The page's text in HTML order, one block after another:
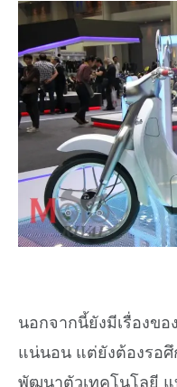
นอกจากนี้ยังมีเรื่องขอ
แน่นอน แต่ยังต้องรอ
พัฒนาตัวเทคโนโลยี แ